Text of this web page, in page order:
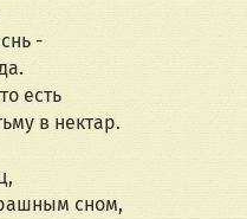
-
есть
в нектар.
сном,